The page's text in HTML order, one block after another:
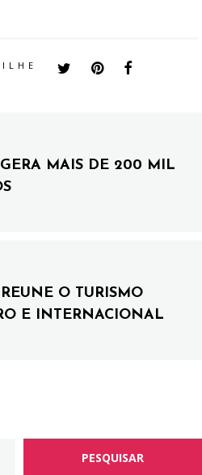
GERA MAIS DE 200 MIL
REUNE O TURISMO
E INTERNACIONAL
PESQUISAR